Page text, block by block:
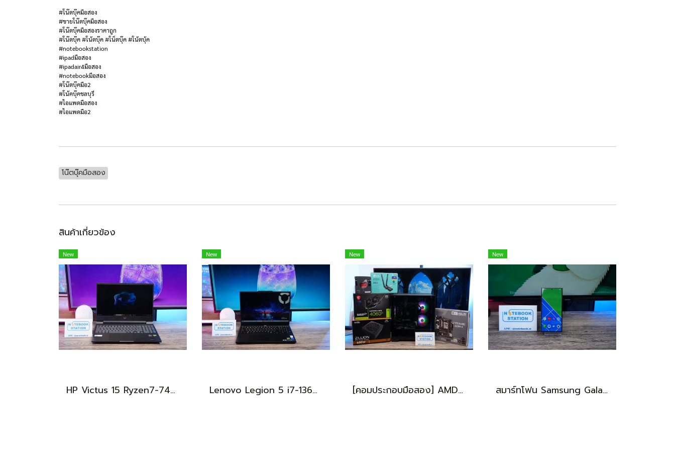
#โน๊ตบุ๊คมือสอง
#ขายโน๊ตบุ๊คมือสอง
#โน๊ตบุ๊คมือสองราคาถูก
#โน๊ตบุ๊ค #โน้ตบุ๊ค #โน็ตบุ๊ค #โน้ตบุ้ค
#notebookstation
#ipadมือสอง
#ipadair4มือสอง
#notebookมือสอง
#โน๊ตบุ๊คมือ2
#โน้คบุ๊คชลบุรี
#ไอแพดมือสอง
#ไอแพดมือ2
โน๊ตบุ๊คมือสอง
สินค้าเกี่ยวข้อง
New
HP Victus 15 Ryzen7-7445HS RTX4050(6GB) Ram16 SSD512GB จอ15.6 FHD 144Hz เกมมิ่งสเปคสูง มีประกันศูนย์ เพียง 26,900.-
New
Lenovo Legion 5 i7-13650HX RTX5060(8GB) RAM16 512GB M.2 จอ15.3นิ้ว FHD+ 165Hz เกมมิ่งสเปคสูง คีย์บอร์ดไฟสีขาว ดีไซน์เรียบหรูดูทันสมัย ประกันศูนย์ยาวถึงปี2028 เครื่องพร้อมใช้งานในราคาสุดคุ้มเพียง 39,990.-
New
[คอมประกอบมือสอง] AMD Ryzen5-7500F / RTX-4060Ti(8GB) / 16B(8GBx2) DDR5 5600MHz / 1TB SSD M.2 / ASUS PRIME A620M-K / SUPER FLOWER ZILLION 650W 80 PLUS BRONZE สเปคสูง พร้อมใช้งานในราาสุดคุ้มเพียง 24,990.-
New
สมาร์ทโฟน Samsung Galaxy S24 ULTRA (12+512GB) BLACK (5G) ขายเพียง 18,990.- เท่านั้น